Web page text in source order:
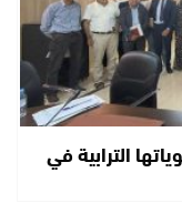
الترابية في